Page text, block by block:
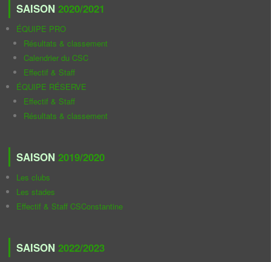
SAISON 2020/2021
ÉQUIPE PRO
Résultats & classement
Calendrier du CSC
Effectif & Staff
ÉQUIPE RÉSERVE
Effectif & Staff
Résultats & classement
SAISON 2019/2020
Les clubs
Les stades
Effectif & Staff CSConstantine
SAISON 2022/2023